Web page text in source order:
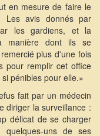
en mesure de faire le
Les avis donnés par
les gardiens, et la
manière dont ils se
plus d'une fois
pour remplir cet office
pénibles pour elle.»
fait par un médecin
diriger la surveillance :
délicat de se charger
uns de ses